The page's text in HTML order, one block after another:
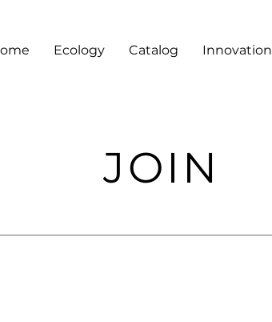
Ecology Catalog Innovation
JOIN